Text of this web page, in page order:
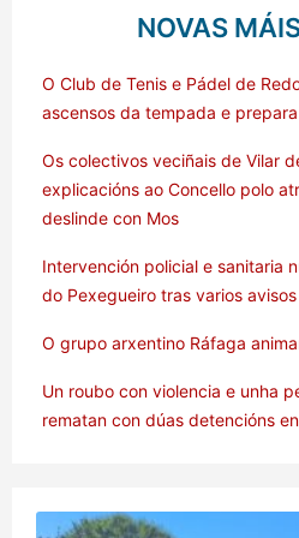
NOVAS
O Club de Tenis e Pádel de
ascensos da tempada e
Os colectivos veciñais de Vilar
explicacións ao Concello polo
deslinde con Mos
Intervención policial e sanitaria
do Pexegueiro tras varios avisos
O grupo arxentino Ráfaga
Un roubo con violencia e unha
rematan con dúas detencións